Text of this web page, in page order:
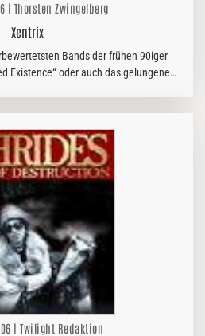
| Thorsten Zwingelberg
Xentrix
Bands der frühen 90iger
Existence“ oder auch das gelungene
| Twilight Redaktion